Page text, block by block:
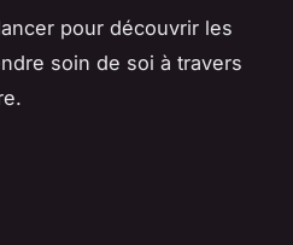
pour découvrir les
soin de soi à travers